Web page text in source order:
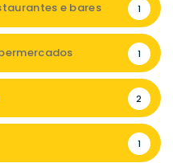
e bares 1
1
2
1